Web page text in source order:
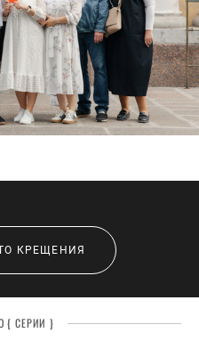
КРЕЩЕНИЯ
{ СЕРИИ }